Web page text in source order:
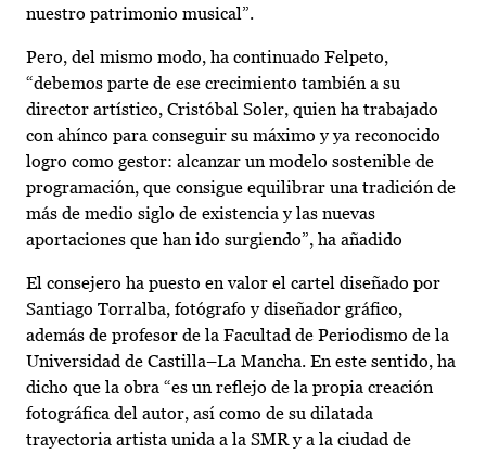
nuestro patrimonio musical”.
Pero, del mismo modo, ha continuado Felpeto,
“debemos parte de ese crecimiento también a su
director artístico, Cristóbal Soler, quien ha trabajado
con ahínco para conseguir su máximo y ya reconocido
logro como gestor: alcanzar un modelo sostenible de
programación, que consigue equilibrar una tradición de
más de medio siglo de existencia y las nuevas
aportaciones que han ido surgiendo”, ha añadido
El consejero ha puesto en valor el cartel diseñado por
Santiago Torralba, fotógrafo y diseñador gráfico,
además de profesor de la Facultad de Periodismo de la
Universidad de Castilla–La Mancha. En este sentido, ha
dicho que la obra “es un reflejo de la propia creación
fotográfica del autor, así como de su dilatada
trayectoria artista unida a la SMR y a la ciudad de